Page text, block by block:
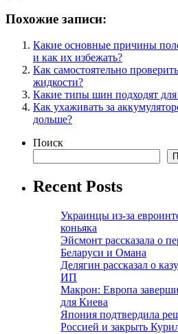
Похожие записи:
Какие основные причины
и как их избежать?
Как самостоятельно
жидкости?
Какие типы шин подходят
Как ухаживать за
дольше?
Поиск
Recent Posts
Украинцы из-за
коньяка
Эйсмонт рассказала о
Беларуси и Омана
Делягин рассказал о
ИП
Макрон: Европа
для Киева
Япония подтвердила
Россией и закрыть